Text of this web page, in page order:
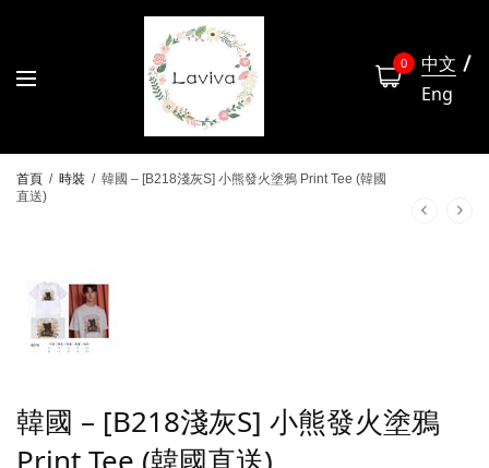
0
中文
Eng
首頁 / 時裝 / 韓國 – [B218淺灰S] 小熊發火塗鴉 Print Tee (韓國
直送)
韓國 – [B218淺灰S] 小熊發火塗鴉